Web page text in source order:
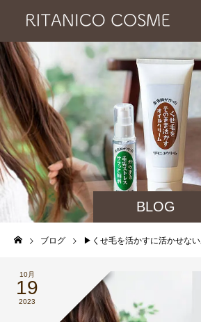
BLOG
ブログ ▶︎くせ毛を活かすに活かせな
10月
19
2023